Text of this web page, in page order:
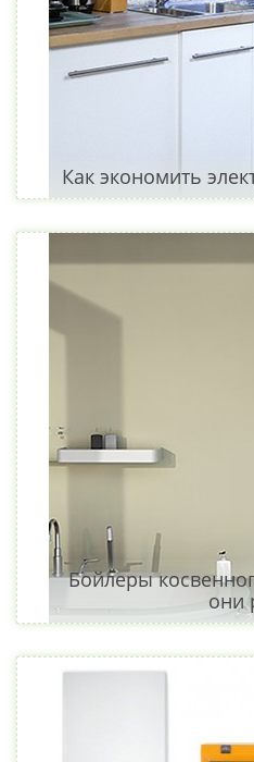
Как экономить
Бойлеры
они